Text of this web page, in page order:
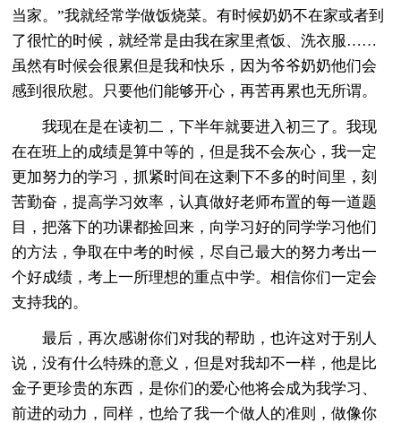
当家。”我就经常学做饭烧菜。有时候奶奶不在家或者到
了很忙的时候，就经常是由我在家里煮饭、洗衣服……
虽然有时候会很累但是我和快乐，因为爷爷奶奶他们会
感到很欣慰。只要他们能够开心，再苦再累也无所谓。
我现在是在读初二，下半年就要进入初三了。我现
在在班上的成绩是算中等的，但是我不会灰心，我一定
更加努力的学习，抓紧时间在这剩下不多的时间里，刻
苦勤奋，提高学习效率，认真做好老师布置的每一道题
目，把落下的功课都捡回来，向学习好的同学学习他们
的方法，争取在中考的时候，尽自己最大的努力考出一
个好成绩，考上一所理想的重点中学。相信你们一定会
支持我的。
最后，再次感谢你们对我的帮助，也许这对于别人
说，没有什么特殊的意义，但是对我却不一样，他是比
金子更珍贵的东西，是你们的爱心他将会成为我学习、
前进的动力，同样，也给了我一个做人的准则，做像你